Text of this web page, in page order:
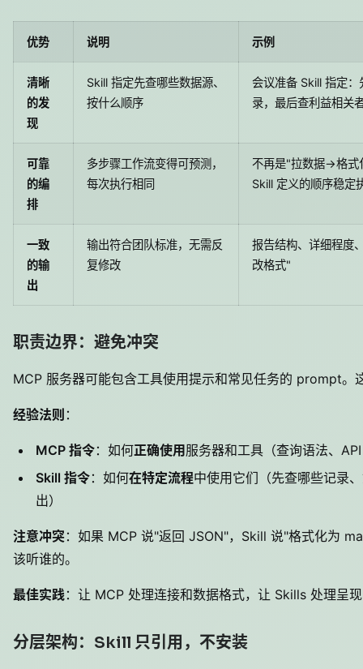
优势 说明 示例
清晰
的发
现
Skill 指定先查哪些数据源、
按什么顺序
会议准备 Skill 指定
录，最后查利益相关
可靠
的编
排
多步骤工作流变得可预测，
每次执行相同
不再是"拉数据→格式
Skill 定义的顺序稳定
一致
的输
出
输出符合团队标准，无需反
复修改
报告结构、详细程度
改格式"
职责边界：避免冲突
MCP 服务器可能包含工具使用提示和常见任务的 prompt。
经验法则 ：
MCP 指令：如何正确使用服务器和工具（查询语法、
Skill 指令：如何在特定流程中使用它们（先查哪些记录
出）
注意冲突：如果 MCP 说"返回 JSON"，Skill 说"格式化为
该听谁的。
最佳实践：让 MCP 处理连接和数据格式，让 Skills 处理呈
分层架构：Skill 只引用，不安装